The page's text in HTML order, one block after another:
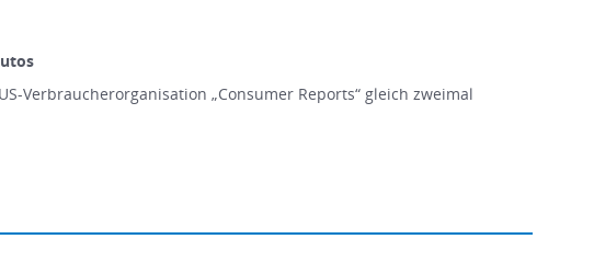
Verbraucherorganisation „Consumer Reports“ gleich zweimal